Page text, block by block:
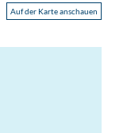
Auf der Karte anschauen